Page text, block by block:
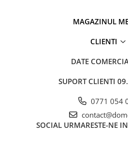
MAGAZINUL
CLIENTI
DATE
SUPORT CLIENTI
0771 054
SOCIAL URMARESTE-NE